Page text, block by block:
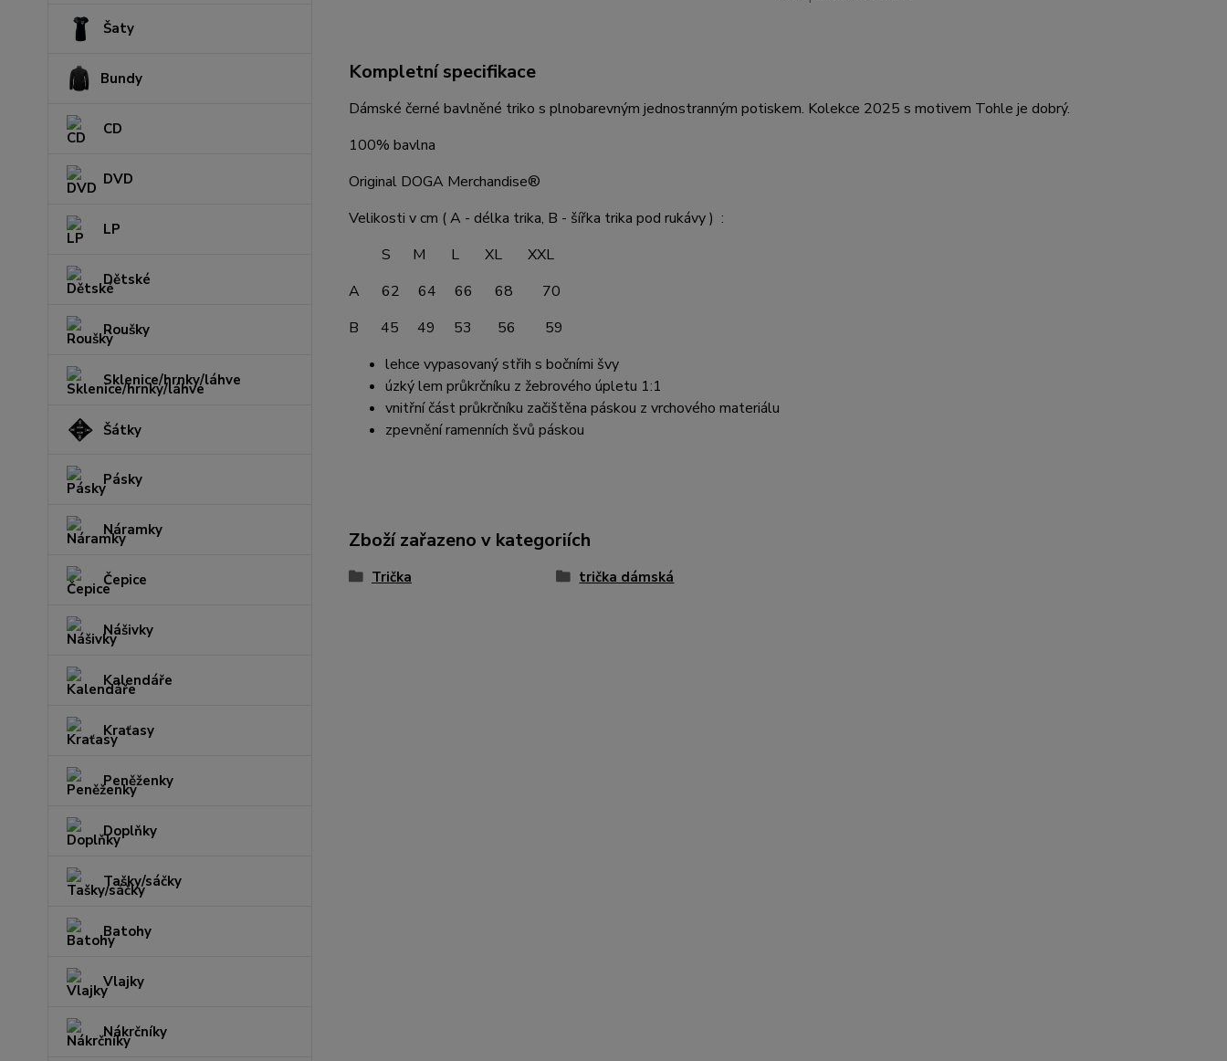
Šaty
Bundy
CD
DVD
LP
Dětské
Roušky
Sklenice/hrnky/láhve
Šátky
Pásky
Náramky
Čepice
Nášivky
Kalendáře
Kraťasy
Peněženky
Doplňky
Tašky/sáčky
Batohy
Vlajky
Nákrčníky
Kompletní specifikace
Dámské černé bavlněné triko s plnobarevným jednostranným potiskem. Kolekce 2025 s motivem Tohle je dobrý.
100% bavlna
Original DOGA Merchandise®
Velikosti v cm ( A - délka trika, B - šířka trika pod rukávy ) :
S M L XL XXL
A 62 64 66 68 70
B 45 49 53 56 59
lehce vypasovaný střih s bočními švy
úzký lem průkrčníku z žebrového úpletu 1:1
vnitřní část průkrčníku začištěna páskou z vrchového materiálu
zpevnění ramenních švů páskou
Zboží zařazeno v kategoriích
Trička trička dámská